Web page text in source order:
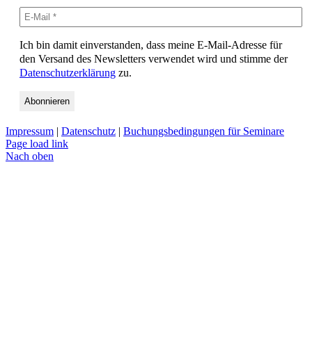
Ich bin damit einverstanden, dass meine E-Mail-Adresse für
den Versand des Newsletters verwendet wird und stimme der
Datenschutzerklärung zu.
Impressum | Datenschutz | Buchungsbedingungen für Seminare
Page load link
Nach oben